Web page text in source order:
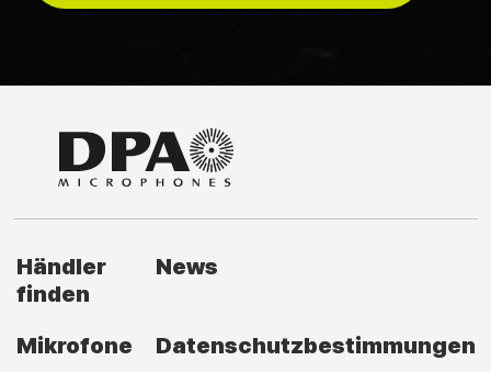
Händler
finden
News
Mikrofone Datenschutzbestimmungen